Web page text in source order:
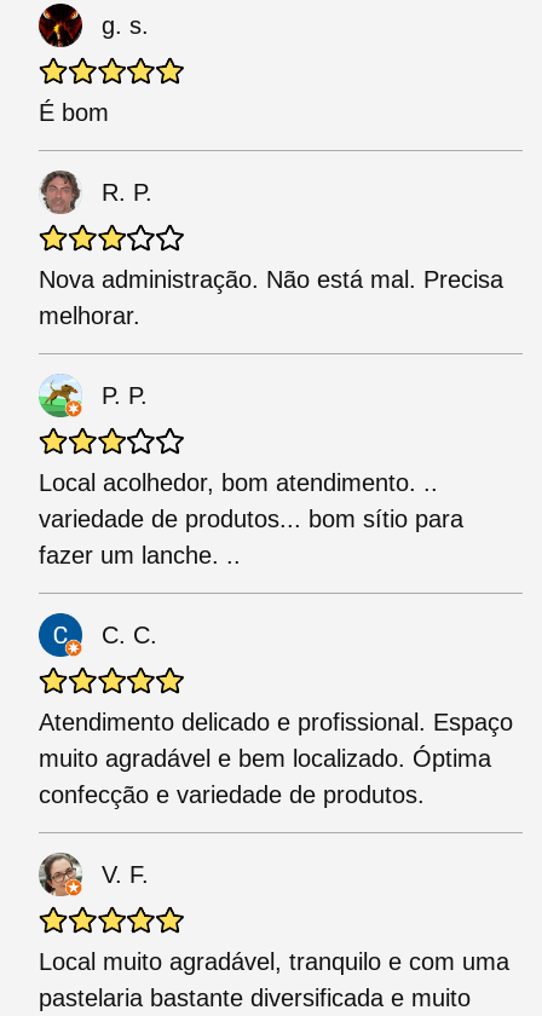
g. s.
É bom
R. P.
Nova administração. Não está mal. Precisa
melhorar.
P. P.
Local acolhedor, bom atendimento. ..
variedade de produtos... bom sítio para
fazer um lanche. ..
C. C.
Atendimento delicado e profissional. Espaço
muito agradável e bem localizado. Óptima
confecção e variedade de produtos.
V. F.
Local muito agradável, tranquilo e com uma
pastelaria bastante diversificada e muito